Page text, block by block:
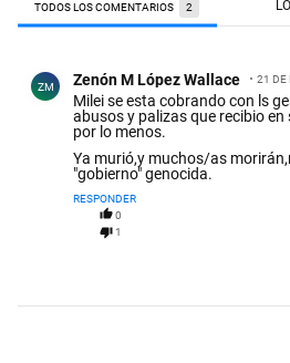
TODOS LOS COMENTARIOS 2
ZM Zenón M López Wallace 21 DE
Milei se esta cobrando con ls
abusos y palizas que recibio
por lo menos.
Ya murió,y muchos/as
"gobierno" genocida.
RESPONDER
0
1